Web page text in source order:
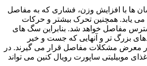
ها با افزایش وزن، فشاری که به مفاصل
یابد. همچنین تحرک بیشتر و حرکات
مفاصل خواهد شد. بنابراین سگ های
بزرگ تر و آنهایی که جست و خیر
در معرض مشکلات مفاصل قرار می گیرند. در
موبیلیتی ساپورت رویال کنین می تواند